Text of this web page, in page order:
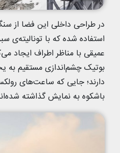
استفاده شده که با
عمیقی با مناظر اطراف ایجاد
بوتیک چشم‌اندازی مستقیم به
دارند؛ جایی که ساعت‌های
باشکوه به نمایش گذاشته